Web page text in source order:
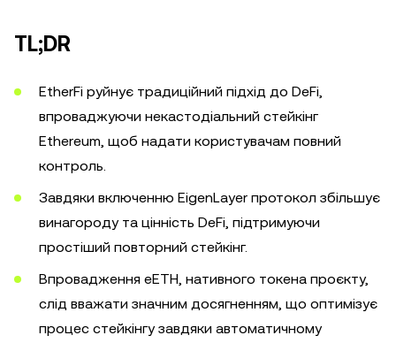
TL;DR
EtherFi руйнує традиційний підхід до DeFi,
впроваджуючи некастодіальний стейкінг
Ethereum, щоб надати користувачам повний
контроль.
Завдяки включенню EigenLayer протокол збільшує
винагороду та цінність DeFi, підтримуючи
простіший повторний стейкінг.
Впровадження eETH, нативного токена проєкту,
слід вважати значним досягненням, що оптимізує
процес стейкінгу завдяки автоматичному